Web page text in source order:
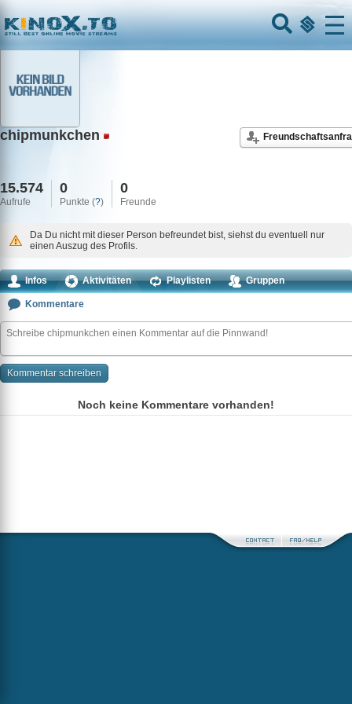
Home
Menu
chipmunkchen
15.574
Aufrufe
0
Punkte (?)
0
Freunde
Da Du nicht mit dieser Person befreundet bist, siehst du eventuell nur
einen Auszug des Profils.
Infos Aktivitäten Playlisten Gruppen
Kommentare
Noch keine Kommentare vorhanden!